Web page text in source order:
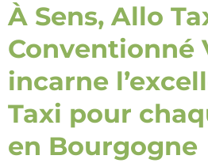
À Sens, Allo
Conventionné
incarne
Taxi pour
en Bourgogne